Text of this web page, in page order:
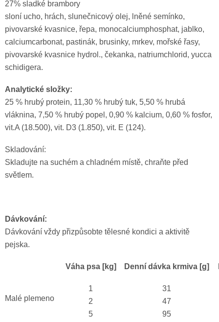
27% sladké brambory
sloní ucho, hrách, slunečnicový olej, lněné semínko,
pivovarské kvasnice, řepa, monocalciumphosphat, jablko,
calciumcarbonat, pastinák, brusinky, mrkev, mořské řasy,
pivovarské kvasnice hydrol., čekanka, natriumchlorid, yucca
schidigera.
Analytické složky:
25 % hrubý protein, 11,30 % hrubý tuk, 5,50 % hrubá
vláknina, 7,50 % hrubý popel, 0,90 % kalcium, 0,60 % fosfor,
vit.A (18.500), vit. D3 (1.850), vit. E (124).
Skladování:
Skladujte na suchém a chladném místě, chraňte před
světlem.
Dávkování:
Dávkování vždy přizpůsobte tělesné kondici a aktivitě
pejska.
Malé plemeno
Váha psa [kg] Denní dávka krmiva [g]
1
31
2
47
5
95